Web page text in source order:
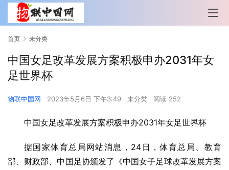
首页 未分类
中国女足改革发展方案积极申办2031年女
足世界杯
物联中国网 2023年5月6日 下午3:49 未分类 阅读 252
中国女足改革发展方案积极申办2031年女足世界杯
据国家体育总局网站消息，24日，体育总局、教育
部、财政部、中国足协颁发了《中国女子足球改革发展方案